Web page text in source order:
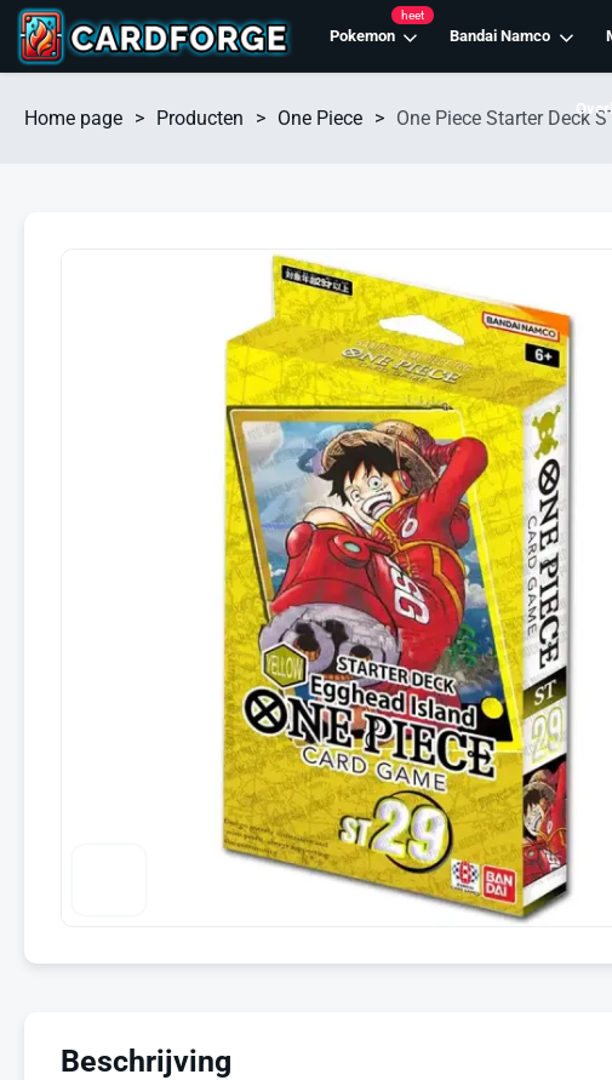
Pokemon
heet
Bandai Namco
Home page > Producten > One Piece > One Piece Starter Deck
Beschrijving